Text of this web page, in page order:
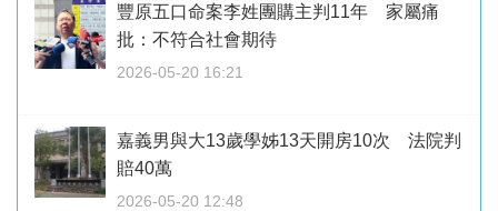
豐原五口命案李姓團購主判11年 家屬痛
批：不符合社會期待
2026-05-20 16:21
嘉義男與大13歲學姊13天開房10次 法院判
賠40萬
2026-05-20 12:48